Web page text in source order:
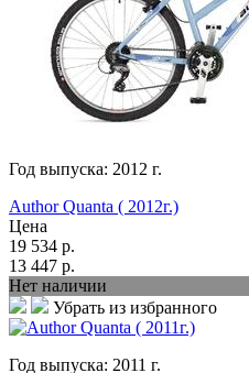
Год выпуска: 2012 г.
Author Quanta ( 2012г.)
Цена
19 534 р.
13 447 р.
Нет наличии
Убрать из избранного
Год выпуска: 2011 г.